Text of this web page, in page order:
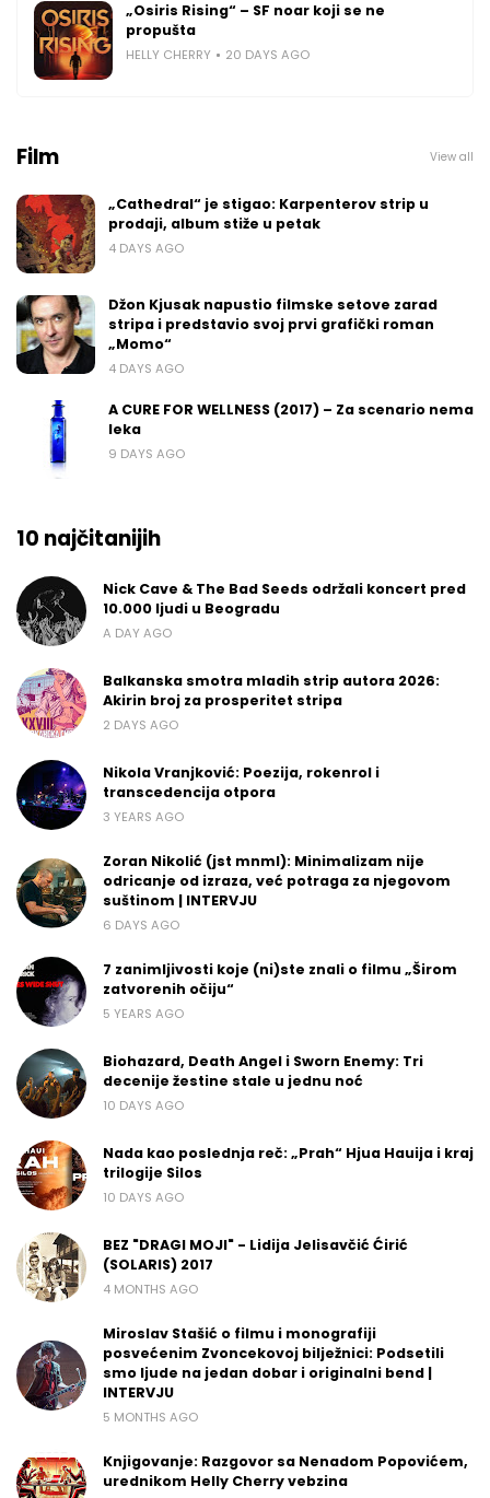
„Osiris Rising“ – SF noar koji se ne
propušta
HELLY CHERRY 20 DAYS AGO
Film View all
„Cathedral“ je stigao: Karpenterov strip u
prodaji, album stiže u petak
4 DAYS AGO
Džon Kjusak napustio filmske setove zarad
stripa i predstavio svoj prvi grafički roman
„Momo“
4 DAYS AGO
A CURE FOR WELLNESS (2017) – Za scenario nema
leka
9 DAYS AGO
10 najčitanijih
Nick Cave & The Bad Seeds održali koncert pred
10.000 ljudi u Beogradu
A DAY AGO
Balkanska smotra mladih strip autora 2026:
Akirin broj za prosperitet stripa
2 DAYS AGO
Nikola Vranjković: Poezija, rokenrol i
transcedencija otpora
3 YEARS AGO
Zoran Nikolić (jst mnml): Minimalizam nije
odricanje od izraza, već potraga za njegovom
suštinom | INTERVJU
6 DAYS AGO
7 zanimljivosti koje (ni)ste znali o filmu „Širom
zatvorenih očiju“
5 YEARS AGO
Biohazard, Death Angel i Sworn Enemy: Tri
decenije žestine stale u jednu noć
10 DAYS AGO
Nada kao poslednja reč: „Prah“ Hjua Hauija i kraj
trilogije Silos
10 DAYS AGO
BEZ "DRAGI MOJI" - Lidija Jelisavčić Ćirić
(SOLARIS) 2017
4 MONTHS AGO
Miroslav Stašić o filmu i monografiji
posvećenim Zvoncekovoj bilježnici: Podsetili
smo ljude na jedan dobar i originalni bend |
INTERVJU
5 MONTHS AGO
Knjigovanje: Razgovor sa Nenadom Popovićem,
urednikom Helly Cherry vebzina